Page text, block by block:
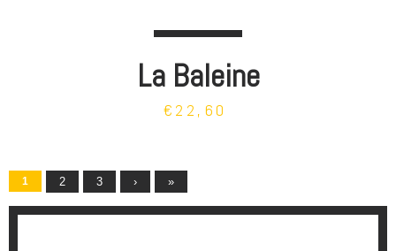
La Baleine
€22,60
Pages
1 2 3 › »